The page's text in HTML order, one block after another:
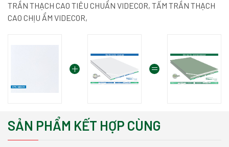
TRẦN THẠCH CAO TIÊU CHUẨN VIDECOR, TẤM TRẦN THẠCH
CAO CHỊU ẨM VIDECOR,
SẢN PHẨM KẾT HỢP CÙNG